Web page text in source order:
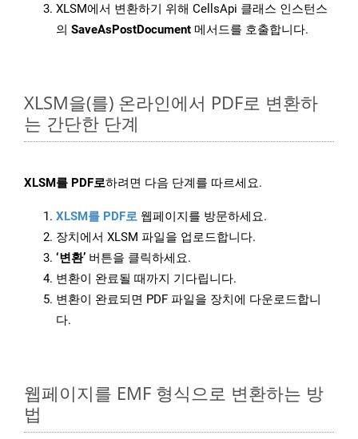
XLSM에서 변환하기 위해 CellsApi 클래스 인스턴스
의 SaveAsPostDocument 메서드를 호출합니다.
XLSM을(를) 온라인에서 PDF로 변환하
는 간단한 단계
XLSM를 PDF로하려면 다음 단계를 따르세요.
XLSM를 PDF로 웹페이지를 방문하세요.
장치에서 XLSM 파일을 업로드합니다.
‘변환’ 버튼을 클릭하세요.
변환이 완료될 때까지 기다립니다.
변환이 완료되면 PDF 파일을 장치에 다운로드합니
다.
웹페이지를 EMF 형식으로 변환하는 방
법